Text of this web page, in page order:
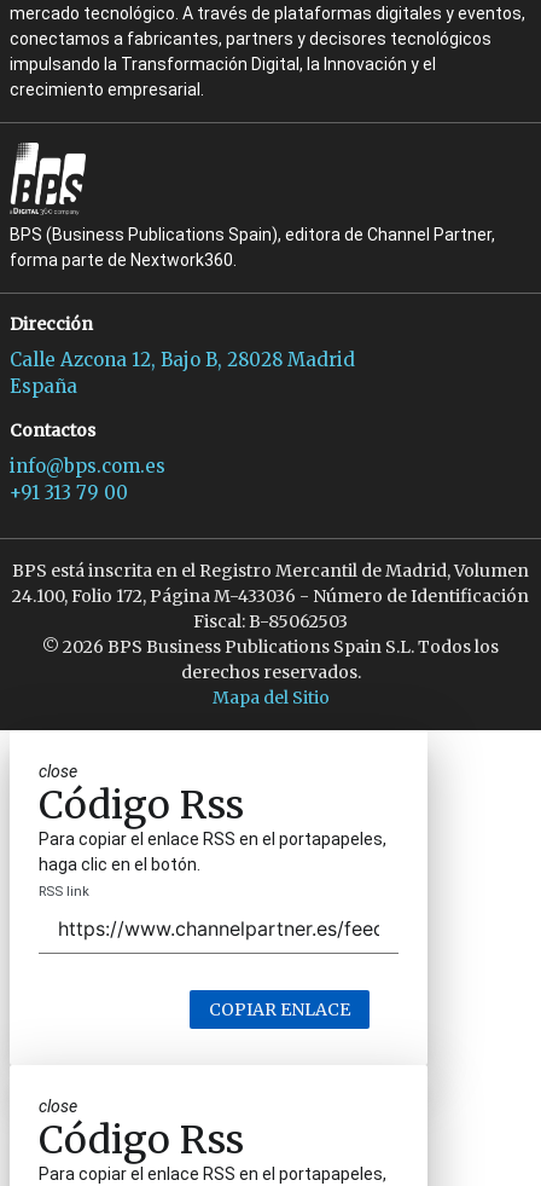
mercado tecnológico. A través de plataformas digitales y eventos,
conectamos a fabricantes, partners y decisores tecnológicos
impulsando la Transformación Digital, la Innovación y el
crecimiento empresarial.
BPS (Business Publications Spain), editora de Channel Partner,
forma parte de Nextwork360.
Dirección
Calle Azcona 12, Bajo B, 28028 Madrid
España
Contactos
info@bps.com.es
+91 313 79 00
BPS está inscrita en el Registro Mercantil de Madrid, Volumen
24.100, Folio 172, Página M-433036 - Número de Identificación
Fiscal: B-85062503
© 2026 BPS Business Publications Spain S.L. Todos los
derechos reservados.
Mapa del Sitio
close
Código Rss
Para copiar el enlace RSS en el portapapeles,
haga clic en el botón.
RSS link
COPIAR ENLACE
close
Código Rss
Para copiar el enlace RSS en el portapapeles,